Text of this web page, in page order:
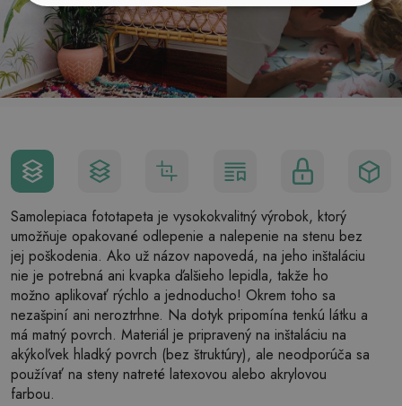
Samolepiaca fototapeta je vysokokvalitný výrobok, ktorý
umožňuje opakované odlepenie a nalepenie na stenu bez
jej poškodenia. Ako už názov napovedá, na jeho inštaláciu
nie je potrebná ani kvapka ďalšieho lepidla, takže ho
možno aplikovať rýchlo a jednoducho! Okrem toho sa
nezašpiní ani neroztrhne. Na dotyk pripomína tenkú látku a
má matný povrch. Materiál je pripravený na inštaláciu na
akýkoľvek hladký povrch (bez štruktúry), ale neodporúča sa
používať na steny natreté latexovou alebo akrylovou
farbou.